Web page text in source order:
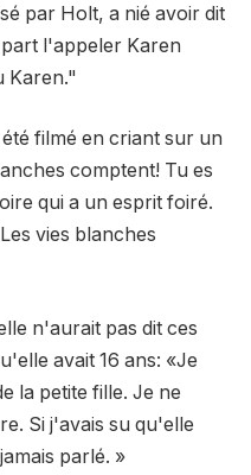
par Holt, a nié avoir dit
l'appeler Karen
Karen."
filmé en criant sur un
comptent! Tu es
qui a un esprit foiré.
vies blanches
n'aurait pas dit ces
avait 16 ans: «Je
la petite fille. Je ne
Si j'avais su qu'elle
parlé. »